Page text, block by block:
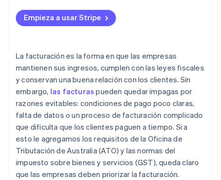
transacciones más rápidas y seguras
Capacita al personal y revisa el cumplimiento con
regularidad
un acuerdo
Haz cumplir los términos de forma coherente
Creación rápida de facturas
Recordatorios automáticos de entrega y pago
Facturación para facturas recurrentes
Seguimiento y conciliación integrados
Empieza a usar Stripe
La facturación es la forma en que las empresas
mantienen sus ingresos, cumplen con las leyes fiscales
y conservan una buena relación con los clientes. Sin
embargo, las facturas pueden quedar impagas por
razones evitables: condiciones de pago poco claras,
falta de datos o un proceso de facturación complicado
que dificulta que los clientes paguen a tiempo. Si a
esto le agregamos los requisitos de la Oficina de
Tributación de Australia (ATO) y las normas del
impuesto sobre bienes y servicios (GST), queda claro
que las empresas deben priorizar la facturación.